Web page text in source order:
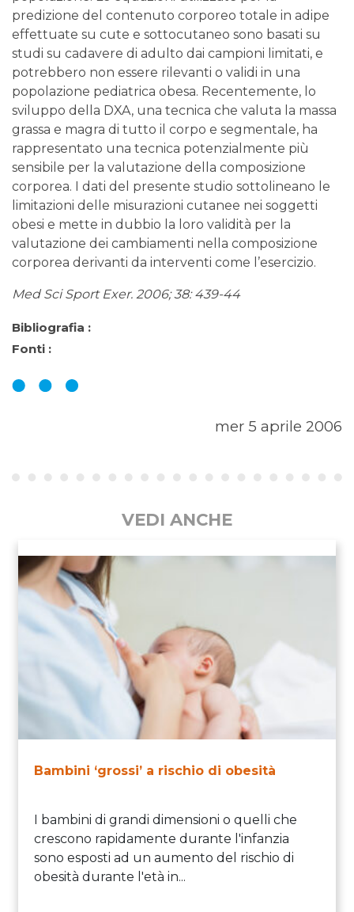
predizione del contenuto corporeo totale in adipe
effettuate su cute e sottocutaneo sono basati su
studi su cadavere di adulto dai campioni limitati, e
potrebbero non essere rilevanti o validi in una
popolazione pediatrica obesa. Recentemente, lo
sviluppo della DXA, una tecnica che valuta la massa
grassa e magra di tutto il corpo e segmentale, ha
rappresentato una tecnica potenzialmente più
sensibile per la valutazione della composizione
corporea. I dati del presente studio sottolineano le
limitazioni delle misurazioni cutanee nei soggetti
obesi e mette in dubbio la loro validità per la
valutazione dei cambiamenti nella composizione
corporea derivanti da interventi come l’esercizio.
Med Sci Sport Exer. 2006; 38: 439-44
Bibliografia :
Fonti :
mer 5 aprile 2006
VEDI ANCHE
Bambini ‘grossi’ a rischio di obesità
I bambini di grandi dimensioni o quelli che
crescono rapidamente durante l'infanzia
sono esposti ad un aumento del rischio di
obesità durante l'età in...